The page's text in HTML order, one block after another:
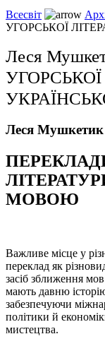
Всесвіт
УГОРСЬКОЇ
Леся
Леся Мушкетик
МОВОЮ
Важливе місце у
переклад як
засіб зближення
мають давню
забезпечуючи
політики й
мистецтва.